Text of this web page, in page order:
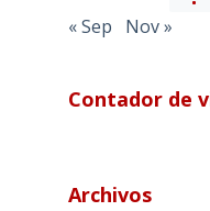
« Sep Nov »
Contador de
Archivos